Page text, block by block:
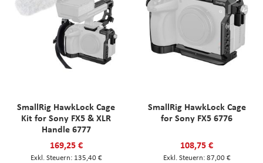
SmallRig HawkLock Cage
Kit for Sony FX5 & XLR
Handle 6777
169,25 €
135,40 €
SmallRig HawkLock Cage
for Sony FX5 6776
108,75 €
87,00 €